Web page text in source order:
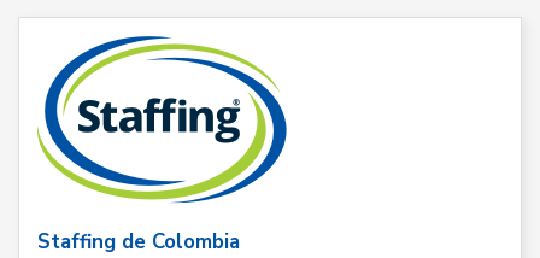
Staffing de Colombia